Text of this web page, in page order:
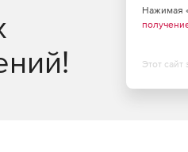
Нажимая
Этот